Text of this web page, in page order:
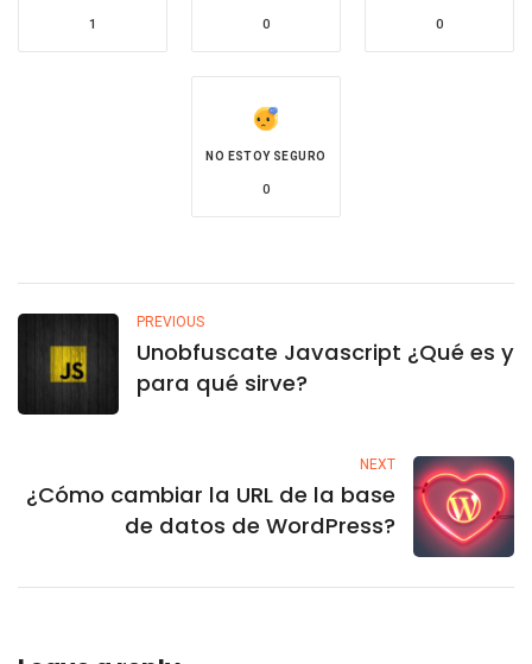
1 0 0
NO ESTOY SEGURO
0
PREVIOUS
Unobfuscate Javascript ¿Qué es y
para qué sirve?
NEXT
¿Cómo cambiar la URL de la base
de datos de WordPress?